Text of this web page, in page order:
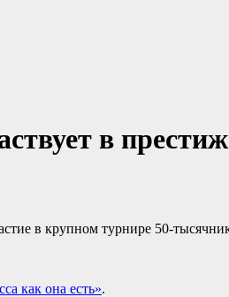
в
в крупном турнире 50-
как она есть».